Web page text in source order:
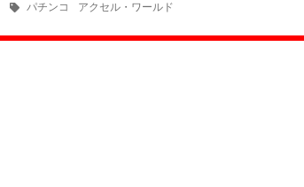
パチンコ アクセル・ワールド